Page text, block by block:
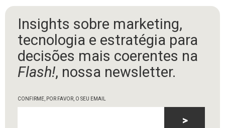
Insights sobre marketing,
tecnologia e estratégia para
decisões mais coerentes na
Flash!, nossa newsletter.
CONFIRME, POR FAVOR, O SEU EMAIL
>